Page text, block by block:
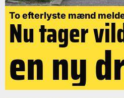
To efterlyste mænd
Nu tager
en ny